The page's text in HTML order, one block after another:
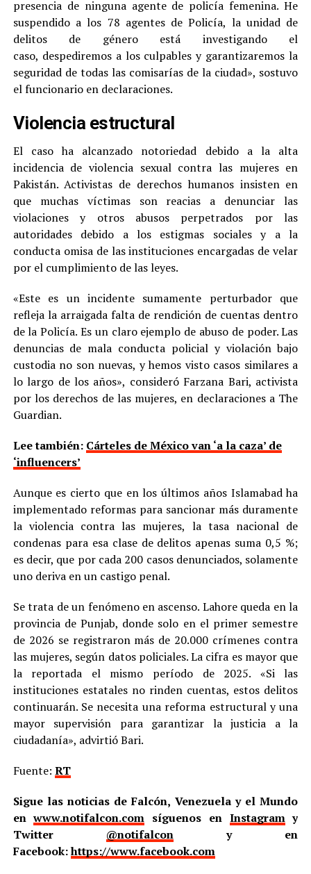
presencia de ninguna agente de policía femenina. He
suspendido a los 78 agentes de Policía, la unidad de
delitos de género está investigando el
caso, despediremos a los culpables y garantizaremos la
seguridad de todas las comisarías de la ciudad», sostuvo
el funcionario en declaraciones.
Violencia estructural
El caso ha alcanzado notoriedad debido a la alta
incidencia de violencia sexual contra las mujeres en
Pakistán. Activistas de derechos humanos insisten en
que muchas víctimas son reacias a denunciar las
violaciones y otros abusos perpetrados por las
autoridades debido a los estigmas sociales y a la
conducta omisa de las instituciones encargadas de velar
por el cumplimiento de las leyes.
«Este es un incidente sumamente perturbador que
refleja la arraigada falta de rendición de cuentas dentro
de la Policía. Es un claro ejemplo de abuso de poder. Las
denuncias de mala conducta policial y violación bajo
custodia no son nuevas, y hemos visto casos similares a
lo largo de los años», consideró Farzana Bari, activista
por los derechos de las mujeres, en declaraciones a The
Guardian.
Lee también: Cárteles de México van ‘a la caza’ de
‘influencers’
Aunque es cierto que en los últimos años Islamabad ha
implementado reformas para sancionar más duramente
la violencia contra las mujeres, la tasa nacional de
condenas para esa clase de delitos apenas suma 0,5 %;
es decir, que por cada 200 casos denunciados, solamente
uno deriva en un castigo penal.
Se trata de un fenómeno en ascenso. Lahore queda en la
provincia de Punjab, donde solo en el primer semestre
de 2026 se registraron más de 20.000 crímenes contra
las mujeres, según datos policiales. La cifra es mayor que
la reportada el mismo período de 2025. «Si las
instituciones estatales no rinden cuentas, estos delitos
continuarán. Se necesita una reforma estructural y una
mayor supervisión para garantizar la justicia a la
ciudadanía», advirtió Bari.
Fuente: RT
Sigue las noticias de Falcón, Venezuela y el Mundo
enwww.notifalcon.com síguenos en Instagramy
Twitter @notifalcony en
Facebook:https://www.facebook.com